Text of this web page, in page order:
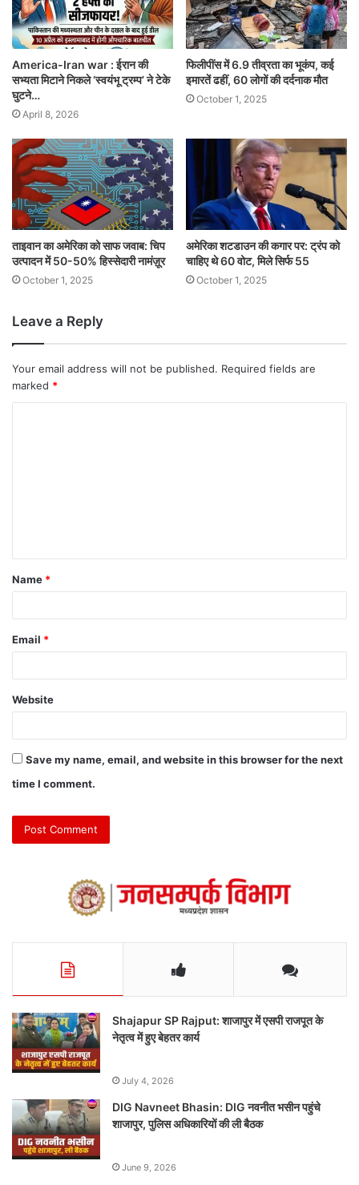
America-Iran war : ईरान की
सभ्यता मिटाने निकले ‘स्वयंभू ट्रम्प’ ने टेके
घुटने…
April 8, 2026
फिलीपींस में 6.9 तीव्रता का भूकंप, कई
इमारतें ढहीं, 60 लोगों की दर्दनाक मौत
October 1, 2025
ताइवान का अमेरिका को साफ जवाब: चिप
उत्पादन में 50-50% हिस्सेदारी नामंज़ूर
October 1, 2025
अमेरिका शटडाउन की कगार पर: ट्रंप को
चाहिए थे 60 वोट, मिले सिर्फ 55
October 1, 2025
Leave a Reply
Your email address will not be published. Required fields are
marked *
Name *
Email *
Website
Save my name, email, and website in this browser for the next
time I comment.
Shajapur SP Rajput: शाजापुर में एसपी राजपूत के
नेतृत्व में हुए बेहतर कार्य
July 4, 2026
DIG Navneet Bhasin: DIG नवनीत भसीन पहुंचे
शाजापुर, पुलिस अधिकारियों की ली बैठक
June 9, 2026